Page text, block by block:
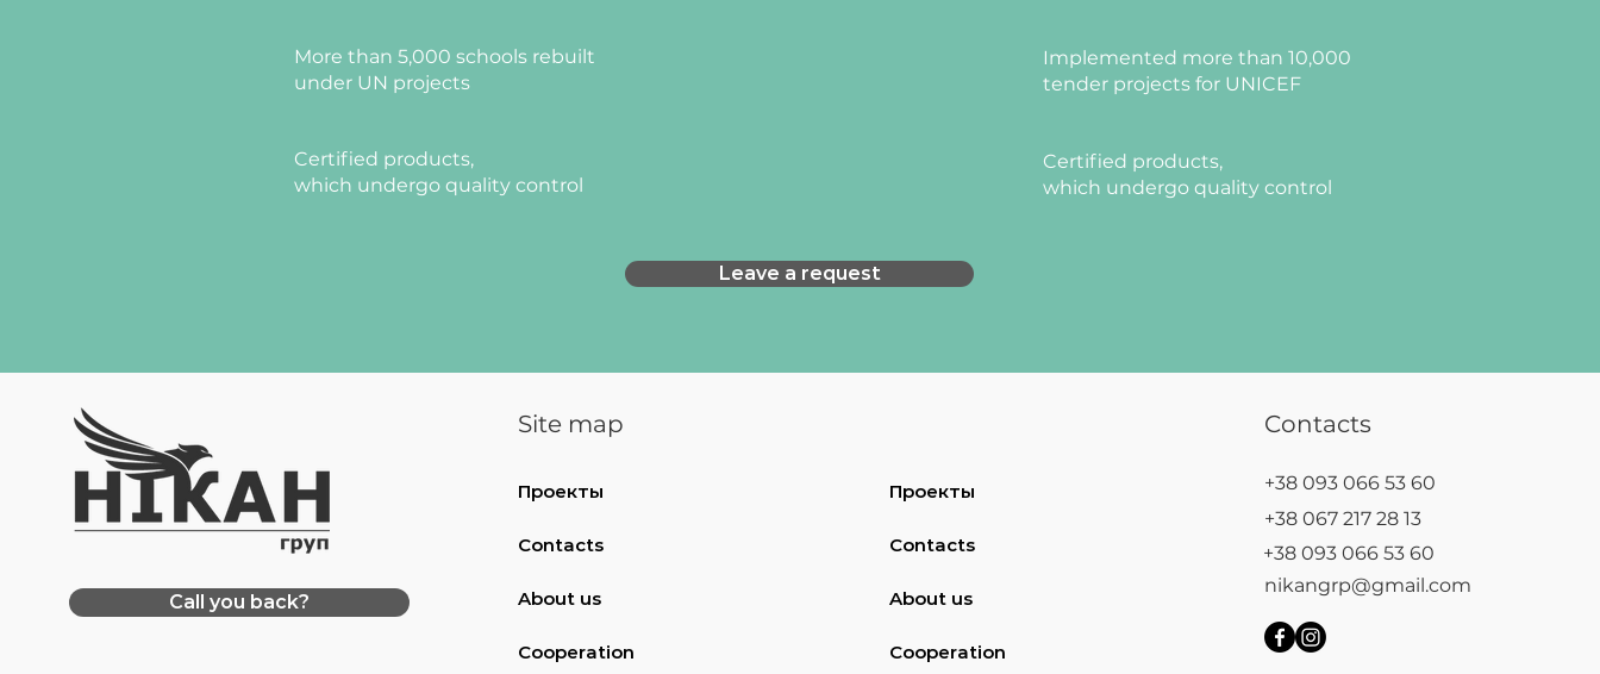
More than 5,000 schools rebuilt
under UN projects
Certified products,
which undergo quality control
Implemented more than 10,000
tender projects for UNICEF
Certified products,
which undergo quality control
Leave a request
Call you back?
Site map
Проекты
Contacts
About us
Cooperation
Проекты
Contacts
About us
Cooperation
Contacts
+38 093 066 53 60
+38 067 217 28 13
nikangrp@gmail.com
+38 093 066 53 60